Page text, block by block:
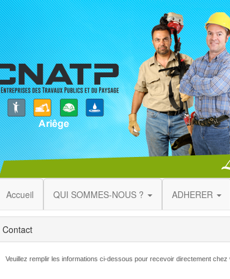
Accueil QUI SOMMES-NOUS ? ADHERER
Contact
Veuillez remplir les informations ci-dessous pour recevoir directement